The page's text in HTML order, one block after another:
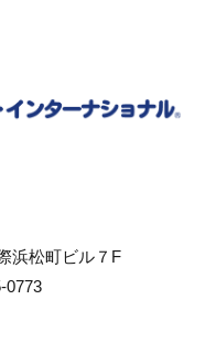
浜松町ビル７F
0773